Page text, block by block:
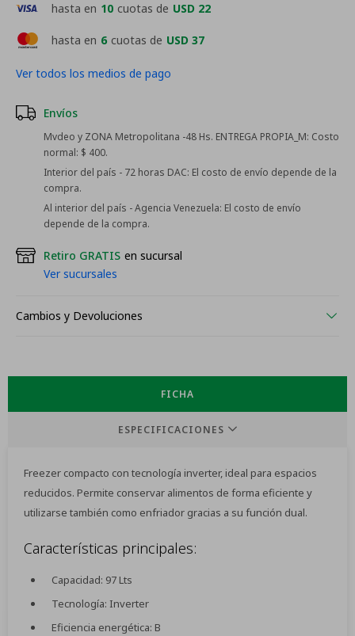
hasta en 6 cuotas de USD 37
hasta en 10 cuotas de USD 22
Ver todos los medios de pago
Envíos
Mvdeo y ZONA Metropolitana -48 Hs. ENTREGA PROPIA_M: Costo
normal: $ 400.
Interior del país - 72 horas DAC: El costo de envío depende de la
compra.
Al interior del país - Agencia Venezuela: El costo de envío
depende de la compra.
Retiro GRATIS en sucursal
Ver sucursales
Cambios y Devoluciones
FICHA
ESPECIFICACIONES
Freezer compacto con tecnología inverter, ideal para espacios
reducidos. Permite conservar alimentos de forma eficiente y
utilizarse también como enfriador gracias a su función dual.
Características principales:
Capacidad: 97 Lts
Tecnología: Inverter
Eficiencia energética: B